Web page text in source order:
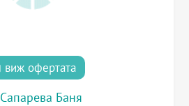
виж офертата
Сапарева Баня